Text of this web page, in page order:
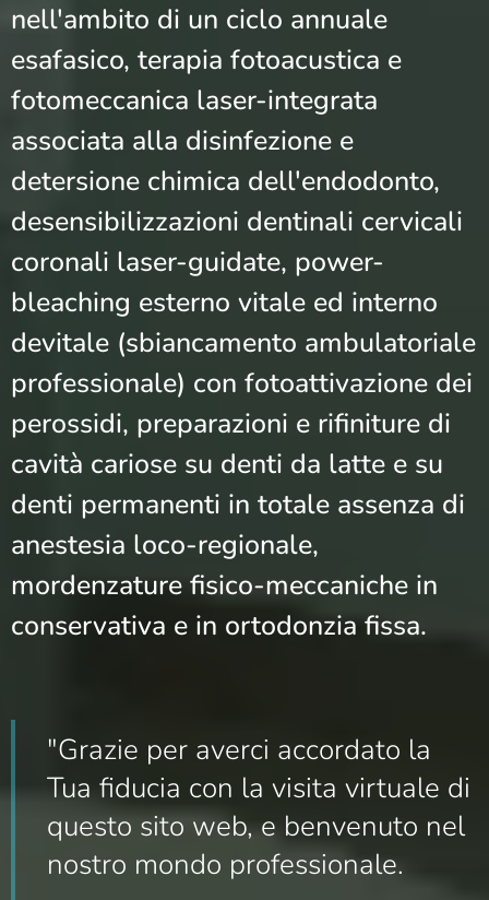
nell'ambito di un ciclo annuale
esafasico, terapia fotoacustica e
fotomeccanica laser-integrata
associata alla disinfezione e
detersione chimica dell'endodonto,
desensibilizzazioni dentinali cervicali
coronali laser-guidate, power-
bleaching esterno vitale ed interno
devitale (sbiancamento ambulatoriale
professionale) con fotoattivazione dei
perossidi, preparazioni e rifiniture di
cavità cariose su denti da latte e su
denti permanenti in totale assenza di
anestesia loco-regionale,
mordenzature fisico-meccaniche in
conservativa e in ortodonzia fissa.
"Grazie per averci accordato la
Tua fiducia con la visita virtuale di
questo sito web, e benvenuto nel
nostro mondo professionale.